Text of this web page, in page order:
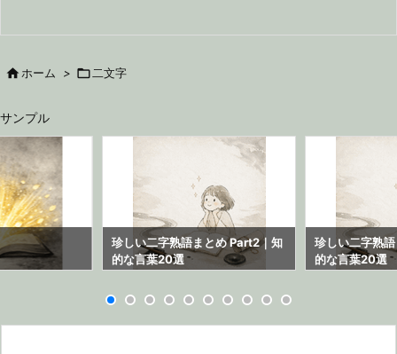
 ホーム >  二文字
サンプル
珍しい二字熟語まとめ Part2｜知
的な言葉20選
珍しい二字熟
的な言葉20選